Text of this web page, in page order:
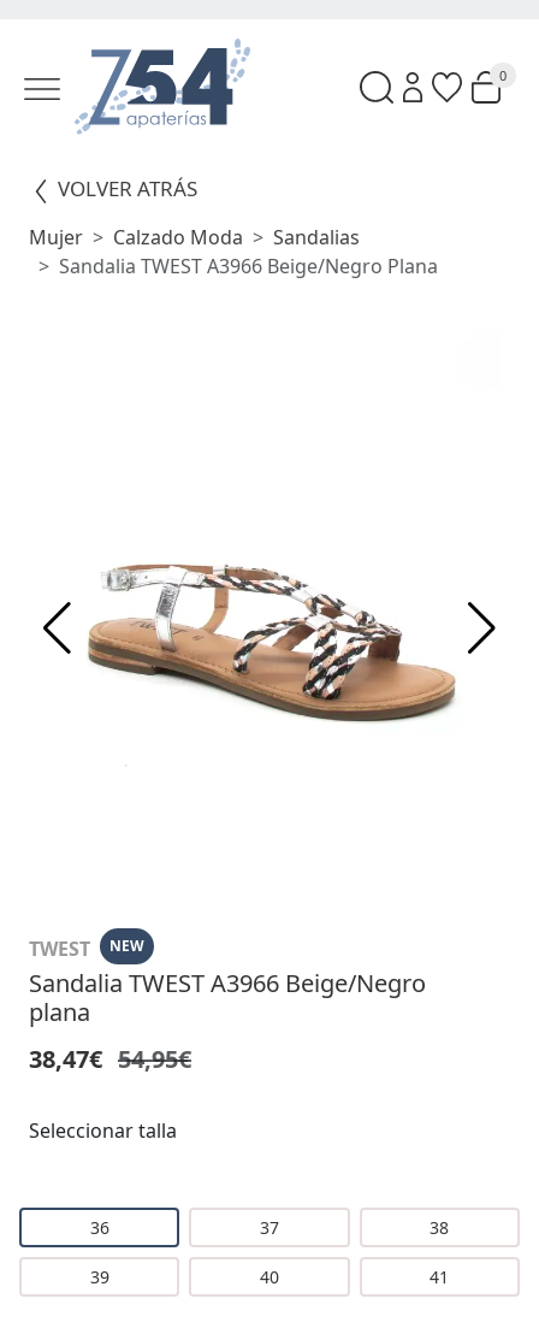
0
VOLVER ATRÁS
Mujer Calzado Moda
Sandalias
Sandalia TWEST A3966 Beige/Negro Plana
TWEST NEW
Sandalia TWEST A3966 Beige/Negro
plana
38,47€ 54,95€
Seleccionar talla
36 37 38
39 40 41